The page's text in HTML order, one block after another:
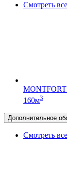
Смотреть все
MONTFORT
160м3
Дополнительное
Смотреть все